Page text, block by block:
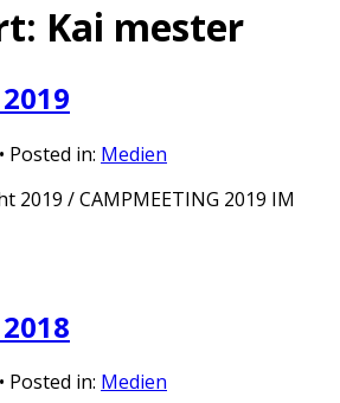
Kai mester
• Posted in: Medien
2019 / CAMPMEETING 2019 IM
• Posted in: Medien